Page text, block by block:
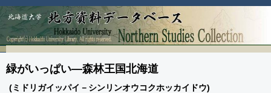
緑がいっぱい―森林王国北海道
(ミドリガイッパイ－シンリンオウコクホッカイドウ)